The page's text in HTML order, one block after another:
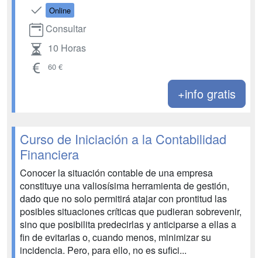
Online
Consultar
10 Horas
60 €
+info gratis
Curso de Iniciación a la Contabilidad
Financiera
Conocer la situación contable de una empresa
constituye una valiosísima herramienta de gestión,
dado que no solo permitirá atajar con prontitud las
posibles situaciones críticas que pudieran sobrevenir,
sino que posibilita predecirlas y anticiparse a ellas a
fin de evitarlas o, cuando menos, minimizar su
incidencia. Pero, para ello, no es sufici...